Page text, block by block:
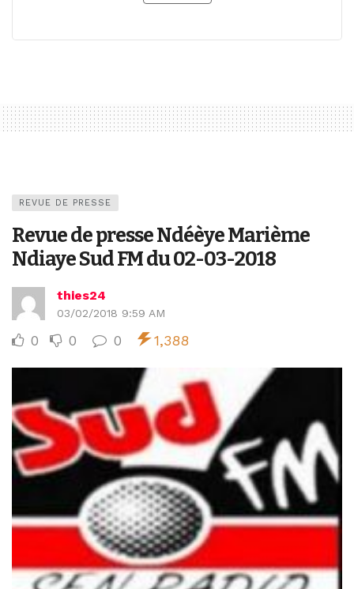
REVUE DE PRESSE
Revue de presse Ndéèye Marième
Ndiaye Sud FM du 02-03-2018
thies24
03/02/2018 9:59 AM
0 0 0 1,388